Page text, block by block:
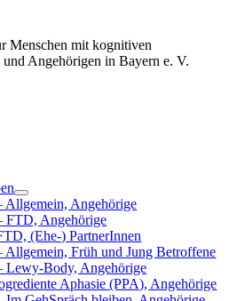
Menschen mit kognitiven
Angehörigen in Bayern e. V.
Allgemein, Angehörige
FTD, Angehörige
(Ehe-) PartnerInnen
Allgemein, Früh und Jung Betroffene
Lewy-Body, Angehörige
Aphasie (PPA), Angehörige